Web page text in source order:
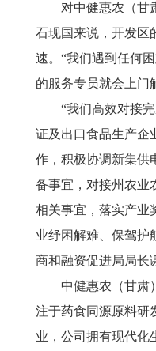
对中健惠农（甘
石现国来说，开发区
速。 “我们遇到任何
的服务专员就会上门
“我们高效对接
证及出口食品生产企
作，积极协调新集供
备事宜，对接州农业
相关事宜，落实产业
业纾困解难、保驾护
商和融资促进局局长
中健惠农（甘肃
注于药食同源原料研
业，公司拥有现代化